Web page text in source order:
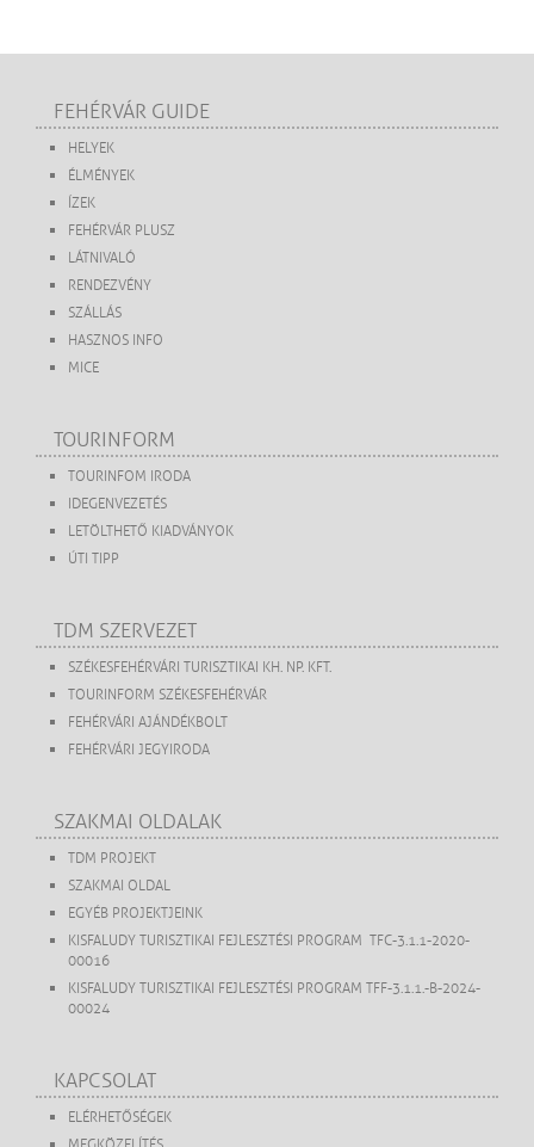
FEHÉRVÁR GUIDE
HELYEK
ÉLMÉNYEK
ÍZEK
FEHÉRVÁR PLUSZ
LÁTNIVALÓ
RENDEZVÉNY
SZÁLLÁS
HASZNOS INFO
MICE
TOURINFORM
TOURINFOM IRODA
IDEGENVEZETÉS
LETÖLTHETŐ KIADVÁNYOK
ÚTI TIPP
TDM SZERVEZET
SZÉKESFEHÉRVÁRI TURISZTIKAI KH. NP. KFT.
TOURINFORM SZÉKESFEHÉRVÁR
FEHÉRVÁRI AJÁNDÉKBOLT
FEHÉRVÁRI JEGYIRODA
SZAKMAI OLDALAK
TDM PROJEKT
SZAKMAI OLDAL
EGYÉB PROJEKTJEINK
KISFALUDY TURISZTIKAI FEJLESZTÉSI PROGRAM TFC-3.1.1-2020-
00016
KISFALUDY TURISZTIKAI FEJLESZTÉSI PROGRAM TFF-3.1.1.-B-2024-
00024
KAPCSOLAT
ELÉRHETŐSÉGEK